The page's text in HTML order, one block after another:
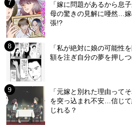
「嫁に問題があるから息
母の驚きの見解に唖然…
張!?
「私が絶対に娘の可能性
額を注ぎ自分の夢を押し
「元嫁と別れた理由って
を突っ込まれ不安…信じ
じれる？